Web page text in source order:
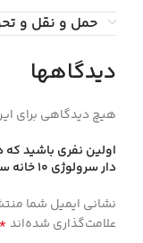
حمل و نقل و
دیدگاهها
هیچ دیدگاهی برای
اولین نفری باشید که
دار سرولوژي 10 خانه سفيد PIP”
نشانی ایمیل شما
علامت‌گذاری شده‌اند*